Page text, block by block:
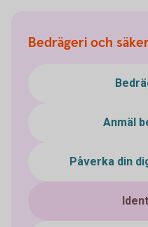
Bedrägeri och
Anmäl
Påverka din